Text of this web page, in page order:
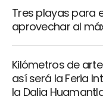
Tres playas para
aprovechar al
Kilómetros de
así será la Feria
la Dalia